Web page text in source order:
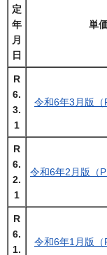
定
年
月
日
単
R
6.
3.
1
令和6年3月版（
R
6.
2.
1
令和6年2月版（
R
6.
1.
令和6年1月版（